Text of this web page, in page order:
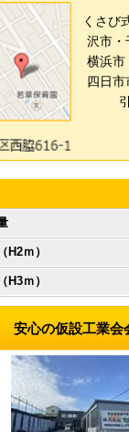
くさび
沢市・
横浜市
四日市
H2ｍ）
H3ｍ）
安心の仮設工業会